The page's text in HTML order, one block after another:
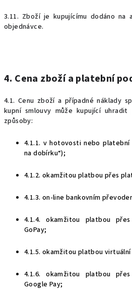
3.11. Zboží je kupujícímu dodáno na
objednávce.
4. Cena zboží a platební
4.1. Cenu zboží a případnénáklady
kupní smlouvy může kupující uhradit
způsoby:
4.1.1. v hotovosti nebo
na dobírku“);
4.1.2. okamžitou platbou přes
4.1.3. on-line bankovním
4.1.4. okamžitou platbou
GoPay;
4.1.5. okamžitou platbou
4.1.6. okamžitou platbou
Google Pay;